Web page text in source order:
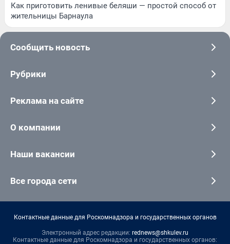
Как приготовить ленивые беляши — простой способ от
жительницы Барнаула
Сообщить новость
Рубрики
Реклама на сайте
О компании
Наши вакансии
Все города сети
Контактные данные для Роскомнадзора и государственных органов
Электронный адрес редакции: rednews@shkulev.ru
Контактные данные для Роскомнадзора и государственных органов: